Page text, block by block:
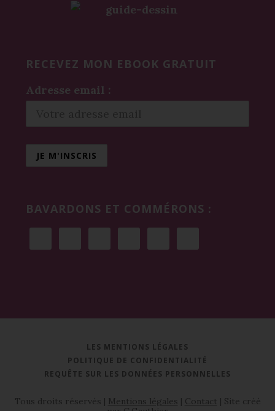
RECEVEZ MON EBOOK GRATUIT
Adresse email :
BAVARDONS ET COMMÉRONS :
LES MENTIONS LÉGALES
POLITIQUE DE CONFIDENTIALITÉ
REQUÊTE SUR LES DONNÉES PERSONNELLES
Tous droits réservés | Mentions légales | Contact | Site créé